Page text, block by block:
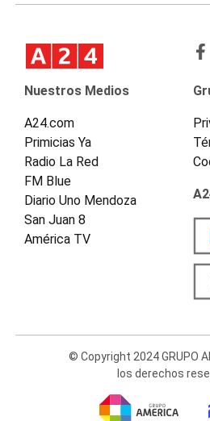
Nuestros Medios
A24.com
Primicias Ya
Radio La Red
FM Blue
Diario Uno Mendoza
San Juan 8
América TV
© Copyright 2024 GRUPO
los derechos